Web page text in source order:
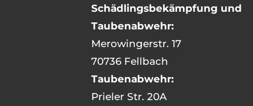
Schädlingsbekämpfung und
Taubenabwehr:
Merowingerstr. 17
70736 Fellbach
Taubenabwehr:
Prieler Str. 20A